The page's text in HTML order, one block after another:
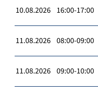
10.08.2026 16:00-17:00
11.08.2026 08:00-09:00
11.08.2026 09:00-10:00